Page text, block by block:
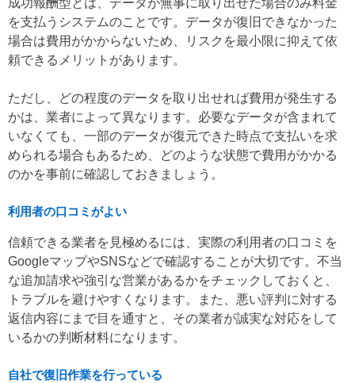
成功報酬型とは、データが無事に取り出せた場合のみ料金
を支払うシステムのことです。データが復旧できなかった
場合は費用がかからないため、リスクを最小限に抑えて依
頼できるメリットがあります。
ただし、どの程度のデータを取り出せれば費用が発生する
かは、業者によって異なります。必要なデータが含まれて
いなくても、一部のデータが復元できた時点で支払いを求
められる場合もあるため、どのような状態で費用がかかる
のかを事前に確認しておきましょう。
利用者の口コミがよい
信頼できる業者を見極めるには、実際の利用者の口コミを
GoogleマップやSNSなどで確認することが大切です。不当
な追加請求や強引な営業があるかをチェックしておくと、
トラブルを避けやすくなります。また、悪い評判に対する
返信内容にまで目を通すと、その業者が誠実な対応をして
いるかの判断材料になります。
自社で復旧作業を行っている